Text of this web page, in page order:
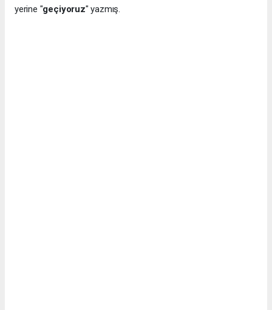
yerine "geçiyoruz" yazmış.